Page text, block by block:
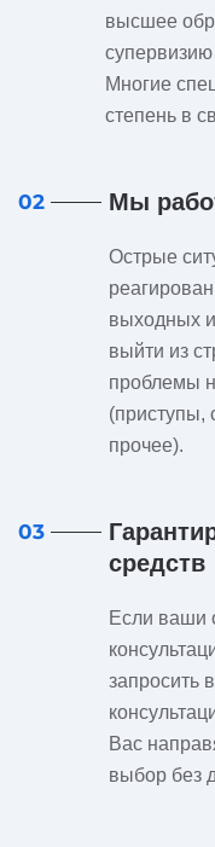
высшее
Многие
степень в
02 Мы
Острые
выходных
выйти из
проблемы
(приступы,
прочее).
03
средств
Если ваши
запросить
Вас
выбор без